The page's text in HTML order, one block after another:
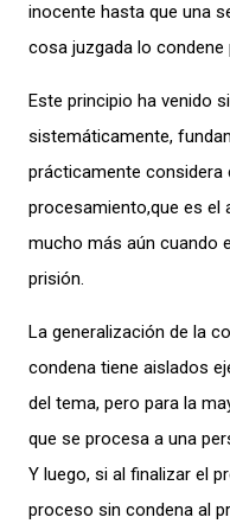
inocente hasta que una
cosa juzgada lo
Este principio ha venido
sistemáticamente,
prácticamente considera
procesamiento,que es el
mucho más aún cuando
prisión.
La generalización de la
condena tiene aislados
del tema, pero para la
que se procesa a una
Y luego, si al finalizar el
proceso sin condena al